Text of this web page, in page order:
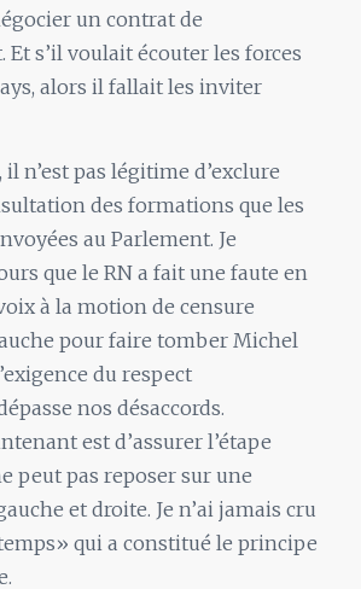
un contrat de
s’il voulait écouter les forces
alors il fallait les inviter
n’est pas légitime d’exclure
des formations que les
au Parlement. Je
que le RN a fait une faute en
à la motion de censure
pour faire tomber Michel
du respect
nos désaccords.
est d’assurer l’étape
peut pas reposer sur une
et droite. Je n’ai jamais cru
qui a constitué le principe